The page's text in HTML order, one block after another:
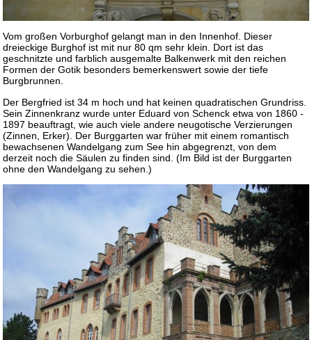
Vom großen Vorburghof gelangt man in den Innenhof. Dieser
dreieckige Burghof ist mit nur 80 qm sehr klein. Dort ist das
geschnitzte und farblich ausgemalte Balkenwerk mit den reichen
Formen der Gotik besonders bemerkenswert sowie der tiefe
Burgbrunnen.
Der Bergfried ist 34 m hoch und hat keinen quadratischen Grundriss.
Sein Zinnenkranz wurde unter Eduard von Schenck etwa von 1860 -
1897 beauftragt, wie auch viele andere neugotische Verzierungen
(Zinnen, Erker). Der Burggarten war früher mit einem romantisch
bewachsenen Wandelgang zum See hin abgegrenzt, von dem
derzeit noch die Säulen zu finden sind. (Im Bild ist der Burggarten
ohne den Wandelgang zu sehen.)